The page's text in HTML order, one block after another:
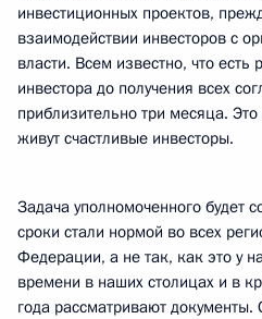
инвестиционных проектов,
взаимодействии инвесторов с
власти. Всем известно, что
инвестора до получения всех
приблизительно три месяца.
живут счастливые инвесторы.
Задача уполномоченного будет
сроки стали нормой во всех
Федерации, а не так, как это у
времени в наших столицах и в
года рассматривают документы.